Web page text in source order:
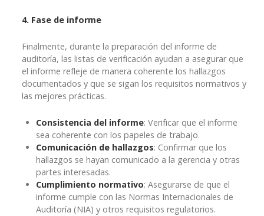
4. Fase de informe
Finalmente, durante la preparación del informe de
auditoría, las listas de verificación ayudan a asegurar que
el informe refleje de manera coherente los hallazgos
documentados y que se sigan los requisitos normativos y
las mejores prácticas.
Consistencia del informe: Verificar que el informe
sea coherente con los papeles de trabajo.
Comunicación de hallazgos: Confirmar que los
hallazgos se hayan comunicado a la gerencia y otras
partes interesadas.
Cumplimiento normativo: Asegurarse de que el
informe cumple con las Normas Internacionales de
Auditoría (NIA) y otros requisitos regulatorios.